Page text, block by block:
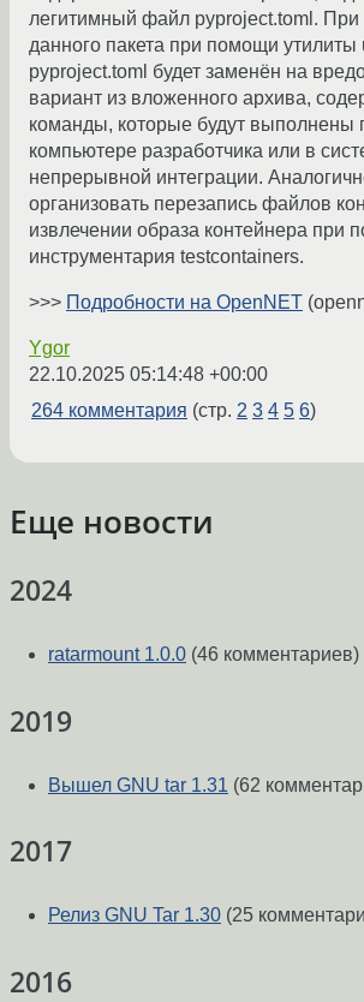
легитимный файл pyproject.toml. При
данного пакета при помощи утилиты
pyproject.toml будет заменён на
вариант из вложенного архива,
команды, которые будут выполнены
компьютере разработчика или в
непрерывной интеграции.
организовать перезапись файлов
извлечении образа контейнера при
инструментария testcontainers.
>>> Подробности на OpenNET
Ygor
22.10.2025 05:14:48 +00:00
264 комментария (стр. 2 3 4 5 6)
Еще новости
2024
ratarmount 1.0.0 (46 комментариев)
2019
Вышел GNU tar 1.31 (62
2017
Релиз GNU Tar 1.30 (25
2016